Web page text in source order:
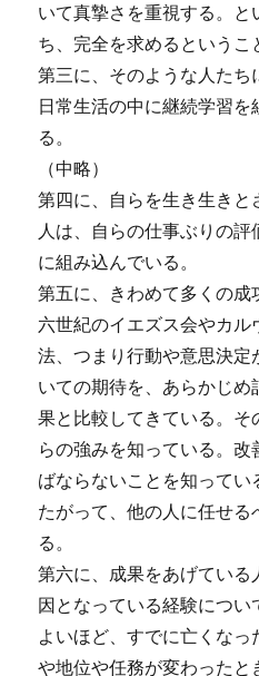
いて真摯さを重視する。と
ち、完全を求めるというこ
第三に、そのような人たち
日常生活の中に継続学習
る。
（中略）
第四に、自らを生き生きと
人は、自らの仕事ぶりの
に組み込んでいる。
第五に、きわめて多くの
六世紀のイエズス会やカ
法、つまり行動や意思決
いての期待を、あらかじ
果と比較してきている。そ
らの強みを知っている。
ばならないことを知ってい
たがって、他の人に任せる
る。
第六に、成果をあげてい
因となっている経験につい
よいほど、すでに亡くな
や地位や任務が変わった